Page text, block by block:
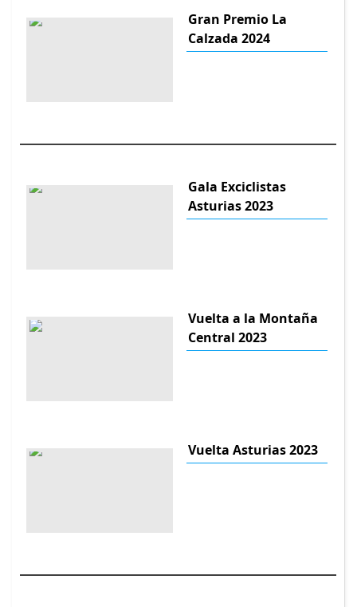
Gran Premio La
Calzada 2024
Gala Exciclistas
Asturias 2023
Vuelta a la Montaña
Central 2023
Vuelta Asturias 2023